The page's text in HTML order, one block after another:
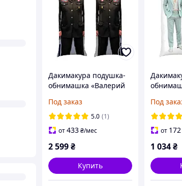
Дакимакура подушка-
обнимашка «Валерий
Главнокомандующий
ВСУ» габардин 180х60
см
Под заказ
5.0 (1)
от433₴/мес
2 599₴
Купить
мятном
Gosling»
70х30 см
Под
от 172
1 034₴